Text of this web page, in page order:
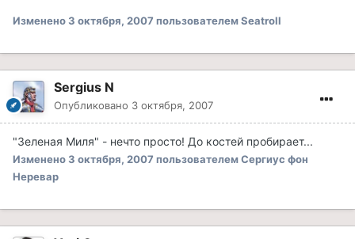
Изменено3 октября, 2007 пользователем Seatroll
Sergius N
Опубликовано 3 октября, 2007
"Зеленая Миля" - нечто просто! До костей пробирает...
Изменено3 октября, 2007 пользователем Сергиус фон
Неревар